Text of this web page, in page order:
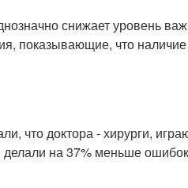
снижает уровень
показывающие, что
что доктора - хирурги,
на 37% меньше